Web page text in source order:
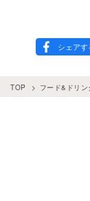
TOP フード&ドリン